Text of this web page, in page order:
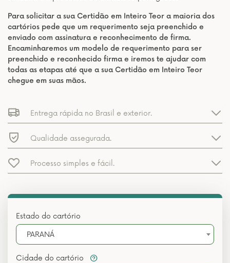
Para solicitar a sua Certidão em Inteiro Teor a maioria dos
cartórios pede que um requerimento seja preenchido e
enviado com assinatura e reconhecimento de firma.
Encaminharemos um modelo de requerimento para ser
preenchido e reconhecido firma e iremos te ajudar com
todas as etapas até que a sua Certidão em Inteiro Teor
chegue em suas mãos.
Entrega rápida no Brasil e exterior.
Qualidade assegurada.
Processo simples e fácil.
Estado do cartório
PARANÁ
Cidade do cartório